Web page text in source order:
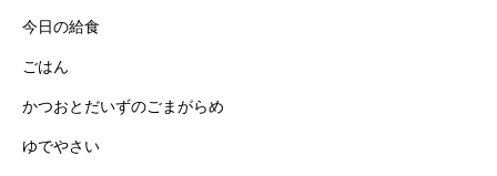
今日の給食
ごはん
かつおとだいずのごまがらめ
ゆでやさい